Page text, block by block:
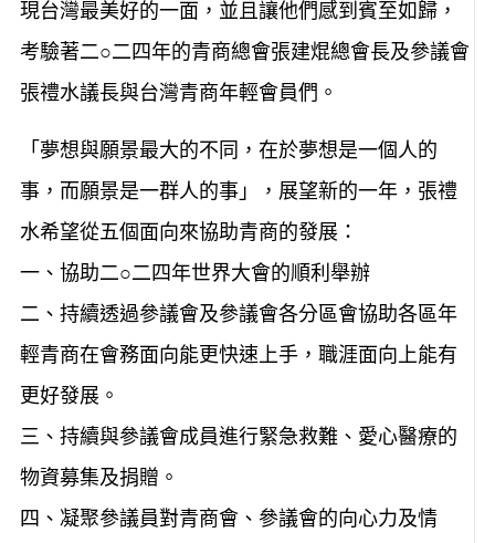
現台灣最美好的一面，並且讓他們感到賓至如歸，
考驗著二○二四年的青商總會張建焜總會長及參議會
張禮水議長與台灣青商年輕會員們。
「夢想與願景最大的不同，在於夢想是一個人的
事，而願景是一群人的事」，展望新的一年，張禮
水希望從五個面向來協助青商的發展：
一、協助二○二四年世界大會的順利舉辦
二、持續透過參議會及參議會各分區會協助各區年
輕青商在會務面向能更快速上手，職涯面向上能有
更好發展。
三、持續與參議會成員進行緊急救難、愛心醫療的
物資募集及捐贈。
四、凝聚參議員對青商會、參議會的向心力及情